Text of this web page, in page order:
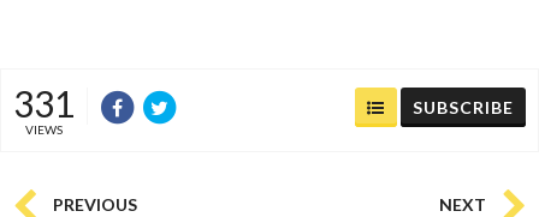
331
VIEWS
SUBSCRIBE
PREVIOUS NEXT